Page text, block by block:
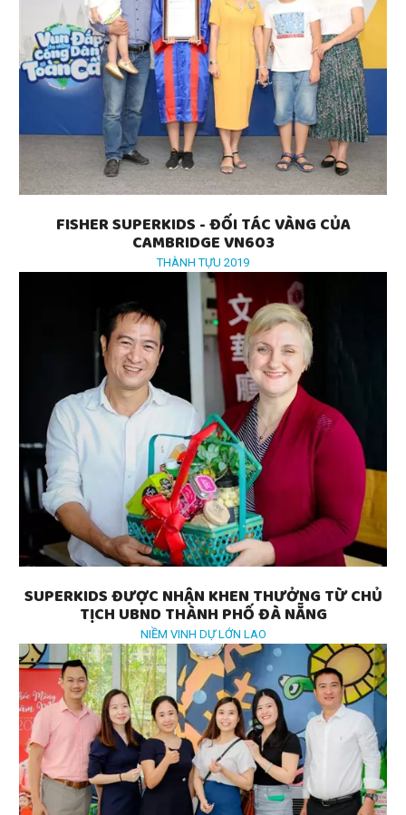
FISHER SUPERKIDS - ĐỐI TÁC VÀNG CỦA
CAMBRIDGE VN603
THÀNH TỰU 2019
SUPERKIDS ĐƯỢC NHẬN KHEN THƯỞNG TỪ CHỦ
TỊCH UBND THÀNH PHỐ ĐÀ NẴNG
NIỀM VINH DỰ LỚN LAO